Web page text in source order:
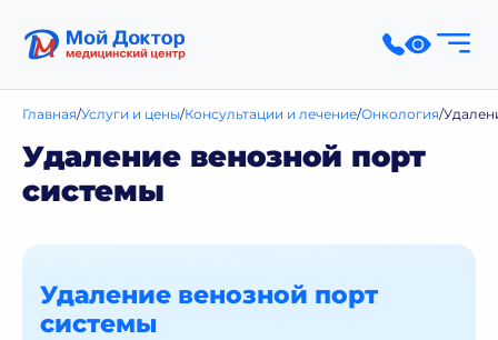
Главная Услуги и цены Консультации и лечение Онкология
Удаление венозной порт
системы
Удаление венозной порт
системы